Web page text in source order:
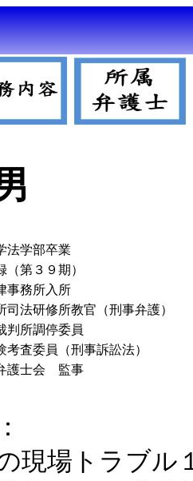
法学部卒業
（第３９期）
事務所入所
司法研修所教官（刑事弁護）
判所調停委員
考査委員（刑事訴訟法）
護士会 監事
場トラブル